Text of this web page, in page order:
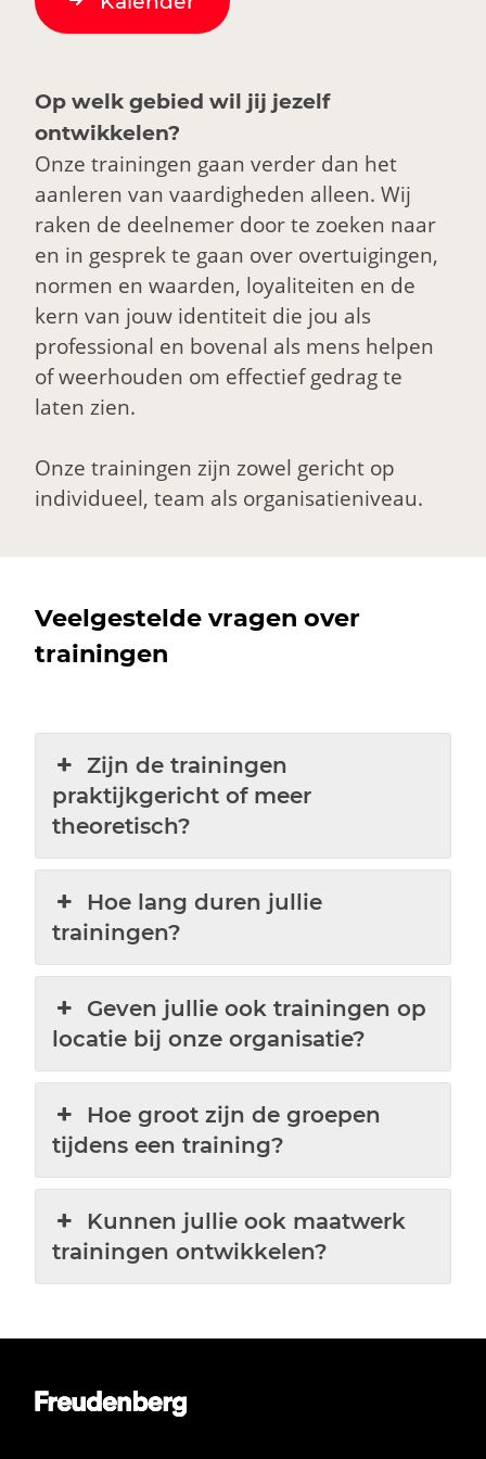
Op welk gebied wil jij jezelf
ontwikkelen?
Onze trainingen gaan verder dan het
aanleren van vaardigheden alleen. Wij
raken de deelnemer door te zoeken naar
en in gesprek te gaan over overtuigingen,
normen en waarden, loyaliteiten en de
kern van jouw identiteit die jou als
professional en bovenal als mens helpen
of weerhouden om effectief gedrag te
laten zien.
Onze trainingen zijn zowel gericht op
individueel, team als organisatieniveau.
Veelgestelde vragen over
trainingen
Zijn de trainingen
praktijkgericht of meer
theoretisch?
Hoe lang duren jullie
trainingen?
Geven jullie ook trainingen op
locatie bij onze organisatie?
Hoe groot zijn de groepen
tijdens een training?
Kunnen jullie ook maatwerk
trainingen ontwikkelen?